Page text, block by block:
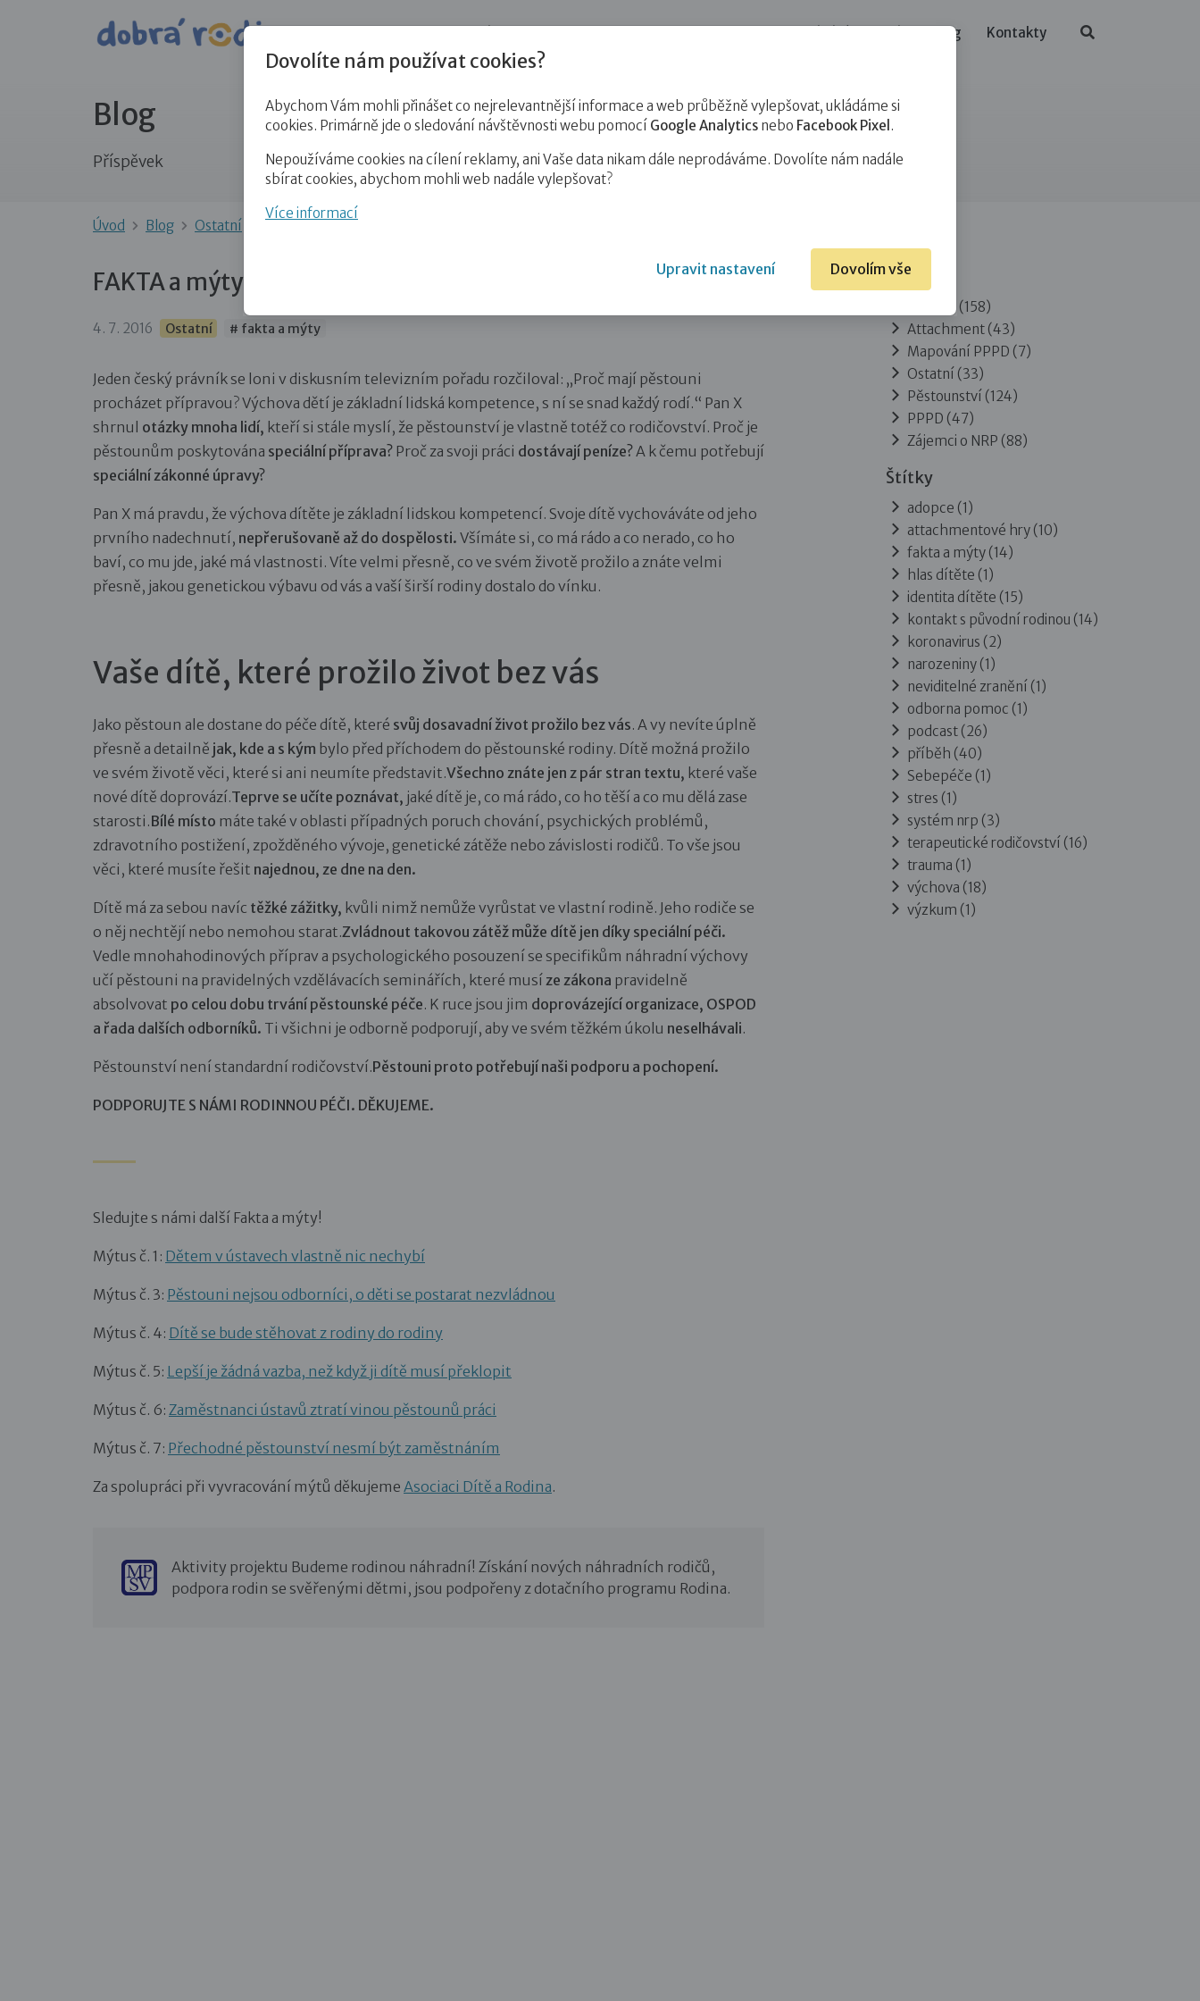
Blog Kontakty
Blog
Příspěvek
Úvod Blog Ostatní FAKTA a mýty: Pěstounství není totéž co rodičovství…
FAKTA a mýty: Pěstounství není totéž co rodičovství
4. 7. 2016 Ostatní # fakta a mýty
Jeden český právník se loni v diskusním televizním pořadu rozčiloval: „Proč mají pěstouni
procházet přípravou? Výchova dětí je základní lidská kompetence, s ní se snad každý rodí.“ Pan X
shrnul otázky mnoha lidí, kteří si stále myslí, že pěstounství je vlastně totéž co rodičovství. Proč je
pěstounům poskytována speciální příprava? Proč za svoji práci dostávají peníze? A k čemu potřebují
speciální zákonné úpravy?
Pan X má pravdu, že výchova dítěte je základní lidskou kompetencí. Svoje dítě vychováváte od jeho
prvního nadechnutí, nepřerušovaně až do dospělosti. Všímáte si, co má rádo a co nerado, co ho
baví, co mu jde, jaké má vlastnosti. Víte velmi přesně, co ve svém životě prožilo a znáte velmi
přesně, jakou genetickou výbavu od vás a vaší širší rodiny dostalo do vínku.
Vaše dítě, které prožilo život bez vás
Jako pěstoun ale dostane do péče dítě, které svůj dosavadní život prožilo bez vás. A vy nevíte úplně
přesně a detailně jak, kde a s kým bylo před příchodem do pěstounské rodiny. Dítě možná prožilo
ve svém životě věci, které si ani neumíte představit.Všechno znáte jen z pár stran textu, které vaše
nové dítě doprovází.Teprve se učíte poznávat, jaké dítě je, co má rádo, co ho těší a co mu dělá zase
starosti.Bílé místo máte také v oblasti případných poruch chování, psychických problémů,
zdravotního postižení, zpožděného vývoje, genetické zátěže nebo závislosti rodičů. To vše jsou
věci, které musíte řešit najednou, ze dne na den.
Dítě má za sebou navíc těžké zážitky, kvůli nimž nemůže vyrůstat ve vlastní rodině. Jeho rodiče se
o něj nechtějí nebo nemohou starat.Zvládnout takovou zátěž může dítě jen díky speciální péči.
Vedle mnohahodinových příprav a psychologického posouzení se specifikům náhradní výchovy
učí pěstouni na pravidelných vzdělávacích seminářích, které musí ze zákona pravidelně
absolvovat po celou dobu trvání pěstounské péče. K ruce jsou jim doprovázející organizace, OSPOD
a řada dalších odborníků. Ti všichni je odborně podporují, aby ve svém těžkém úkolu neselhávali.
Pěstounství není standardní rodičovství.Pěstouni proto potřebují naši podporu a pochopení.
PODPORUJTE S NÁMI RODINNOU PÉČI. DĚKUJEME.
Sledujte s námi další Fakta a mýty!
Mýtus č. 1: Dětem v ústavech vlastně nic nechybí
Mýtus č. 3: Pěstouni nejsou odborníci, o děti se postarat nezvládnou
Mýtus č. 4: Dítě se bude stěhovat z rodiny do rodiny
Mýtus č. 5: Lepší je žádná vazba, než když ji dítě musí překlopit
Mýtus č. 6: Zaměstnanci ústavů ztratí vinou pěstounů práci
Mýtus č. 7: Přechodné pěstounství nesmí být zaměstnáním
Za spolupráci při vyvracování mýtů děkujeme Asociaci Dítě a Rodina.
Aktivity projektu Budeme rodinou náhradní! Získání nových náhradních rodičů,
podpora rodin se svěřenými dětmi, jsou podpořeny z dotačního programu Rodina.
Rubriky
Adopce(158)
Attachment(43)
Mapování PPPD (7)
Ostatní (33)
Pěstounství (124)
PPPD (47)
Zájemci o NRP (88)
Štítky
adopce (1)
attachmentové hry (10)
fakta a mýty (14)
hlas dítěte (1)
identita dítěte (15)
kontakt s původní rodinou (14)
koronavirus (2)
narozeniny (1)
neviditelné zranění (1)
odborna pomoc (1)
podcast (26)
příběh (40)
Sebepéče (1)
stres (1)
systém nrp (3)
terapeutické rodičovství (16)
trauma (1)
výchova (18)
výzkum (1)
Dovolíte nám používat cookies?
Abychom Vám mohli přinášet co nejrelevantnější informace a web průběžně vylepšovat, ukládáme si
cookies. Primárně jde o sledování návštěvnosti webu pomocí Google Analytics nebo Facebook Pixel .
Nepoužíváme cookies na cílení reklamy, ani Vaše data nikam dále neprodáváme. Dovolíte nám nadále
sbírat cookies, abychom mohli web nadále vylepšovat?
Více informací
Upravit nastavení Dovolím vše